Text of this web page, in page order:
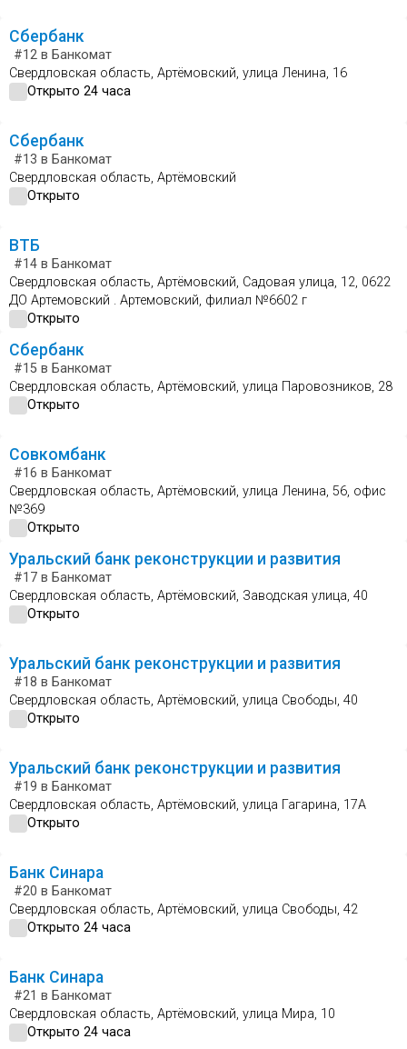
Сбербанк
#12 в Банкомат
Свердловская область, Артёмовский, улица Ленина, 16
Открыто 24 часа
Сбербанк
#13 в Банкомат
Свердловская область, Артёмовский
Открыто
ВТБ
#14 в Банкомат
Свердловская область, Артёмовский, Садовая улица, 12, 0622
ДО Артемовский . Артемовский, филиал №6602 г
Открыто
Сбербанк
#15 в Банкомат
Свердловская область, Артёмовский, улица Паровозников, 28
Открыто
Совкомбанк
#16 в Банкомат
Свердловская область, Артёмовский, улица Ленина, 56, офис
№369
Открыто
Уральский банк реконструкции и развития
#17 в Банкомат
Свердловская область, Артёмовский, Заводская улица, 40
Открыто
Уральский банк реконструкции и развития
#18 в Банкомат
Свердловская область, Артёмовский, улица Свободы, 40
Открыто
Уральский банк реконструкции и развития
#19 в Банкомат
Свердловская область, Артёмовский, улица Гагарина, 17А
Открыто
Банк Синара
#20 в Банкомат
Свердловская область, Артёмовский, улица Свободы, 42
Открыто 24 часа
Банк Синара
#21 в Банкомат
Свердловская область, Артёмовский, улица Мира, 10
Открыто 24 часа